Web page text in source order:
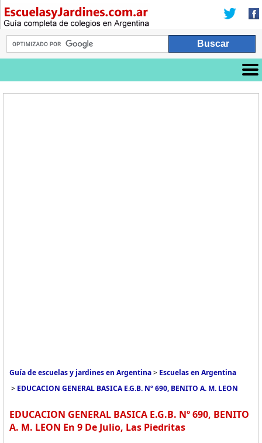
Guía de escuelas y jardines en Argentina> Escuelas en Argentina
> EDUCACION GENERAL BASICA E.G.B. Nº 690, BENITO A. M. LEON
EDUCACION GENERAL BASICA E.G.B. Nº 690, BENITO
A. M. LEON En 9 De Julio, Las Piedritas